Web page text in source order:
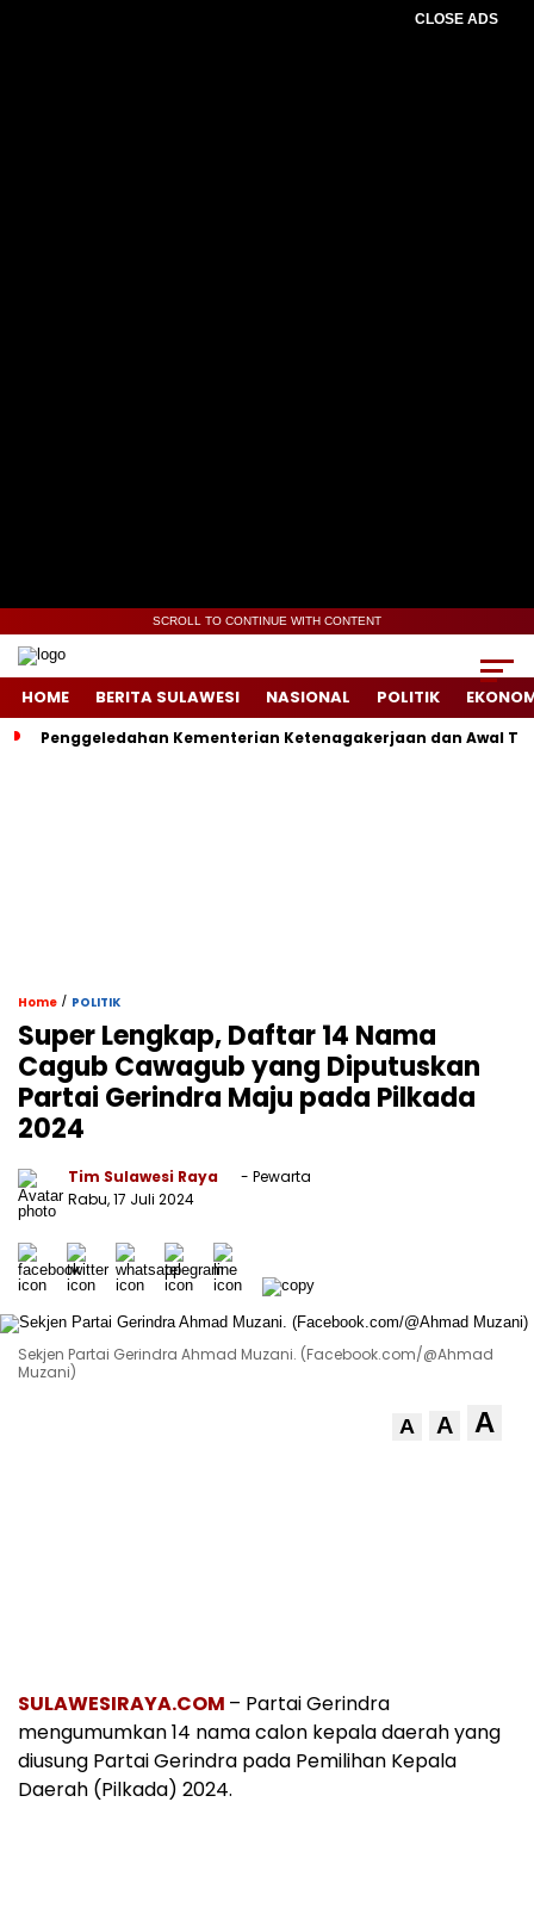
CLOSE ADS
SCROLL TO CONTINUE WITH CONTENT
HOME BERITA SULAWESI NASIONAL POLITIK
Penggeledahan Kementerian Ketenagakerjaan dan Awal
Home / POLITIK
Super Lengkap, Daftar 14 Nama
Cagub Cawagub yang Diputuskan
Partai Gerindra Maju pada Pilkada
2024
Tim Sulawesi Raya
- Pewarta
Rabu, 17 Juli 2024
Sekjen Partai Gerindra Ahmad Muzani. (Facebook.com/@Ahmad
Muzani)
A A A
SULAWESIRAYA.COM – Partai Gerindra
mengumumkan 14 nama calon kepala daerah yang
diusung Partai Gerindra pada Pemilihan Kepala
Daerah (Pilkada) 2024.